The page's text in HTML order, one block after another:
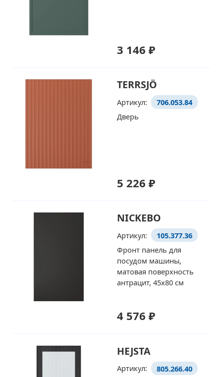
3 146 ₽
TERRSJÖ
Артикул:
706.053.84
Дверь
5 226 ₽
NICKEBO
Артикул:
105.377.36
Фронт панель для
посудом машины,
матовая поверхность
антрацит, 45x80 см
4 576 ₽
HEJSTA
Артикул:
805.266.40